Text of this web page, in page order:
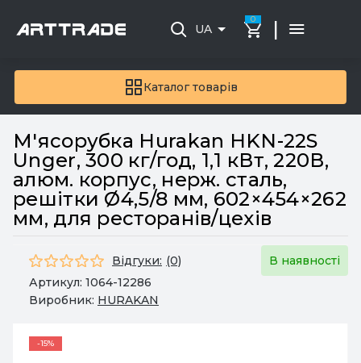
Каталог товарів
UA
0 |
М'ясорубка Hurakan HKN-22S
Unger, 300 кг/год, 1,1 кВт, 220В,
алюм. корпус, нерж. сталь,
решітки Ø4,5/8 мм, 602×454×262
мм, для ресторанів/цехів
Відгуки: (0)
В наявності
Артикул: 1064-12286
Виробник: HURAKAN
-15%